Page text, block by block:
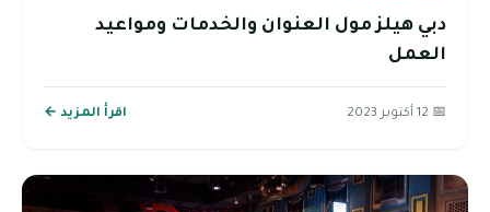
دبي هيلز مول العنوان والخدمات ومواعيد
العمل
📅 12 أكتوبر 2023 اقرأ المزيد ←